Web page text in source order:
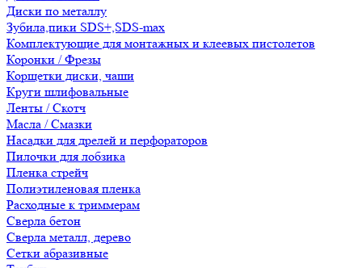
Диски по металлу
Зубила,пики SDS+,SDS-max
Комплектующие для монтажных и клеевых пистолетов
Коронки / Фрезы
Корщетки диски, чаши
Круги шлифовальные
Ленты / Скотч
Масла / Смазки
Насадки для дрелей и перфораторов
Пилочки для лобзика
Пленка стрейч
Полиэтиленовая пленка
Расходные к триммерам
Сверла бетон
Сверла металл, дерево
Сетки абразивные